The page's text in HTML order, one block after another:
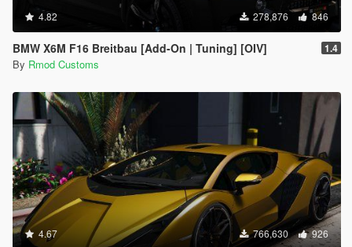
4.82 278,876 846
BMW X6M F16 Breitbau [Add-On | Tuning] [OIV] 1.4
By Rmod Customs
4.67 766,630 926